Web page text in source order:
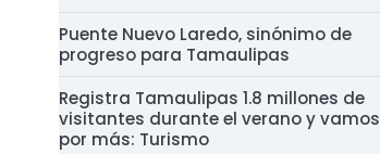
Puente Nuevo Laredo, sinónimo de
progreso para Tamaulipas
Registra Tamaulipas 1.8 millones de
visitantes durante el verano y vamos
por más: Turismo